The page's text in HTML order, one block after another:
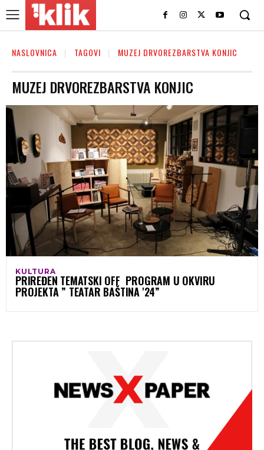
NASLOVNICA TAGOVI MUZEJ DRVOREZBARSTVA KONJIC
MUZEJ DRVOREZBARSTVA KONJIC
KULTURA
PRIREĐEN TEMATSKI OFF PROGRAM U OKVIRU
PROJEKTA ” TEATAR BAŠTINA '24”